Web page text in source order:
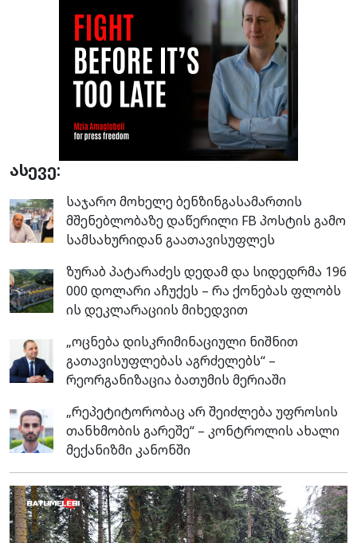
ასევე:
საჯარო მოხელე ბენზინგასამართის
მშენებლობაზე დაწერილი FB პოსტის გამო
სამსახურიდან გაათავისუფლეს
ზურაბ პატარაძეს დედამ და სიდედრმა 196
000 დოლარი აჩუქეს – რა ქონებას ფლობს
ის დეკლარაციის მიხედვით
„ოცნება დისკრიმინაციული ნიშნით
გათავისუფლებას აგრძელებს“ –
რეორგანიზაცია ბათუმის მერიაში
„რეპეტიტორობაც არ შეიძლება უფროსის
თანხმობის გარეშე“ – კონტროლის ახალი
მექანიზმი კანონში